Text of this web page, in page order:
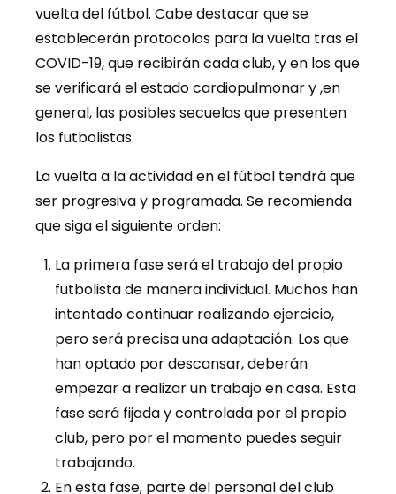
vuelta del fútbol. Cabe destacar que se
establecerán protocolos para la vuelta tras el
COVID-19, que recibirán cada club, y en los que
se verificará el estado cardiopulmonar y ,en
general, las posibles secuelas que presenten
los futbolistas.
La vuelta a la actividad en el fútbol tendrá que
ser progresiva y programada. Se recomienda
que siga el siguiente orden:
La primera fase será el trabajo del propio
futbolista de manera individual. Muchos han
intentado continuar realizando ejercicio,
pero será precisa una adaptación. Los que
han optado por descansar, deberán
empezar a realizar un trabajo en casa. Esta
fase será fijada y controlada por el propio
club, pero por el momento puedes seguir
trabajando.
En esta fase, parte del personal del club